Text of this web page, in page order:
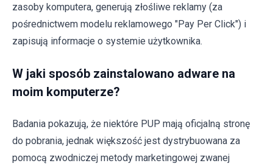
zasoby komputera, generują złośliwe reklamy (za
pośrednictwem modelu reklamowego "Pay Per Click") i
zapisują informacje o systemie użytkownika.
W jaki sposób zainstalowano adware na
moim komputerze?
Badania pokazują, że niektóre PUP mają oficjalną stronę
do pobrania, jednak większość jest dystrybuowana za
pomocą zwodniczej metody marketingowej zwanej